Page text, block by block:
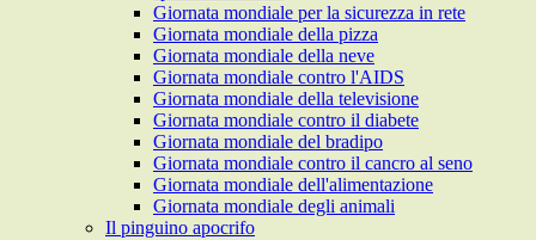
Giornata mondiale per la sicurezza in rete
Giornata mondiale della pizza
Giornata mondiale della neve
Giornata mondiale contro l'AIDS
Giornata mondiale della televisione
Giornata mondiale contro il diabete
Giornata mondiale del bradipo
Giornata mondiale contro il cancro al seno
Giornata mondiale dell'alimentazione
Giornata mondiale degli animali
Il pinguino apocrifo